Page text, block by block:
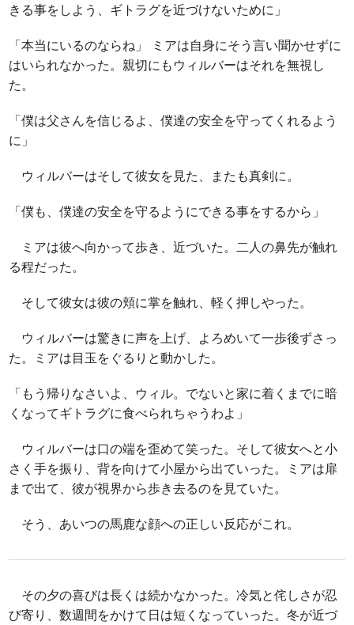
きる事をしよう、ギトラグを近づけないために」
「本当にいるのならね」 ミアは自身にそう言い聞かせずに
はいられなかった。親切にもウィルバーはそれを無視し
た。
「僕は父さんを信じるよ、僕達の安全を守ってくれるよう
に」
ウィルバーはそして彼女を見た、またも真剣に。
「僕も、僕達の安全を守るようにできる事をするから」
ミアは彼へ向かって歩き、近づいた。二人の鼻先が触れ
る程だった。
そして彼女は彼の頬に掌を触れ、軽く押しやった。
ウィルバーは驚きに声を上げ、よろめいて一歩後ずさっ
た。ミアは目玉をぐるりと動かした。
「もう帰りなさいよ、ウィル。でないと家に着くまでに暗
くなってギトラグに食べられちゃうわよ」
ウィルバーは口の端を歪めて笑った。そして彼女へと小
さく手を振り、背を向けて小屋から出ていった。ミアは扉
まで出て、彼が視界から歩き去るのを見ていた。
そう、あいつの馬鹿な顔への正しい反応がこれ。
その夕の喜びは長くは続かなかった。冷気と侘しさが忍
び寄り、数週間をかけて日は短くなっていった。冬が近づ